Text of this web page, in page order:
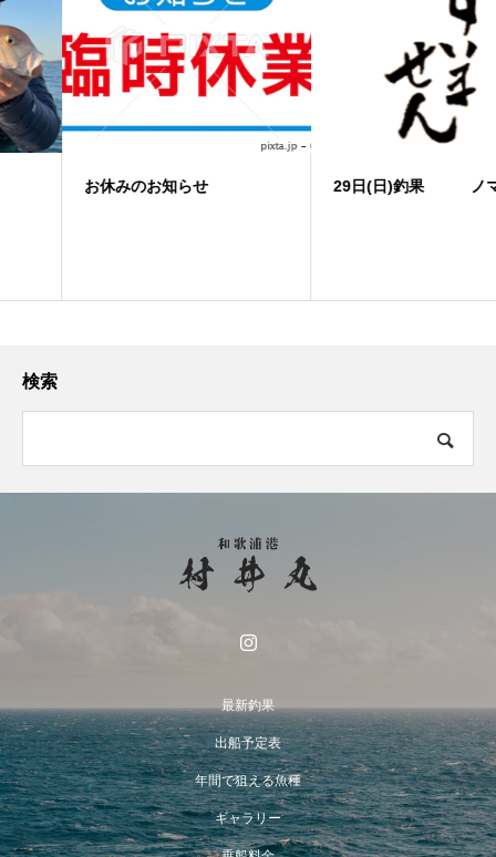
お休みのお知らせ 29日(日)釣果 ノマセ便
検索
最新釣果
出船予定表
年間で狙える魚種
ギャラリー